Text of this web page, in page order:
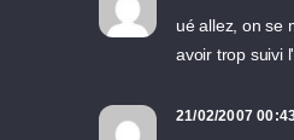
ué allez, on se
avoir trop suivi
21/02/2007